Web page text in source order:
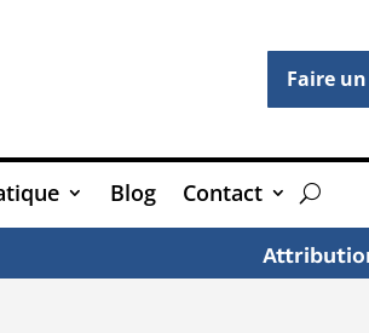
Faire
Blog Contact
Attribution